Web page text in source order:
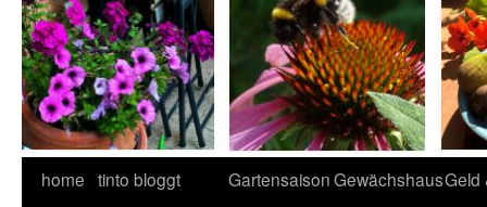
home tinto bloggt
GartensaisonGewächshausGeld